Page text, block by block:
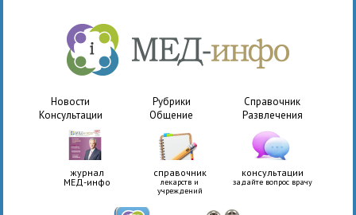
Новости Рубрики
Справочник
Консультации
Общение Развлечения
журнал
МЕД-инфо
справочник
лекарств и
учреждений
консультации
задайте вопрос врачу